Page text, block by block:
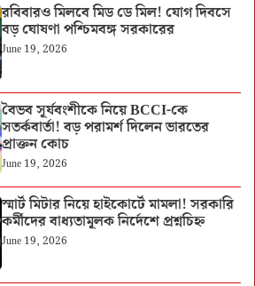
রবিবারও মিলবে মিড ডে মিল! যোগ দিবসে
বড় ঘোষণা পশ্চিমবঙ্গ সরকারের
June 19, 2026
বৈভব সূর্যবংশীকে নিয়ে BCCI-কে
সতর্কবার্তা! বড় পরামর্শ দিলেন ভারতের
প্রাক্তন কোচ
June 19, 2026
স্মার্ট মিটার নিয়ে হাইকোর্টে মামলা! সরকারি
কর্মীদের বাধ্যতামূলক নির্দেশে প্রশ্নচিহ্ন
June 19, 2026